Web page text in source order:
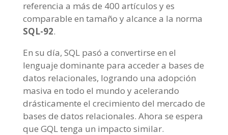
referencia a más de 400 artículos y es
comparable en tamaño y alcance a la norma
SQL-92.
En su día, SQL pasó a convertirse en el
lenguaje dominante para acceder a bases de
datos relacionales, logrando una adopción
masiva en todo el mundo y acelerando
drásticamente el crecimiento del mercado de
bases de datos relacionales. Ahora se espera
que GQL tenga un impacto similar.